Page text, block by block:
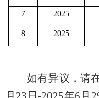
7 2025
8 2025
如有异议，请